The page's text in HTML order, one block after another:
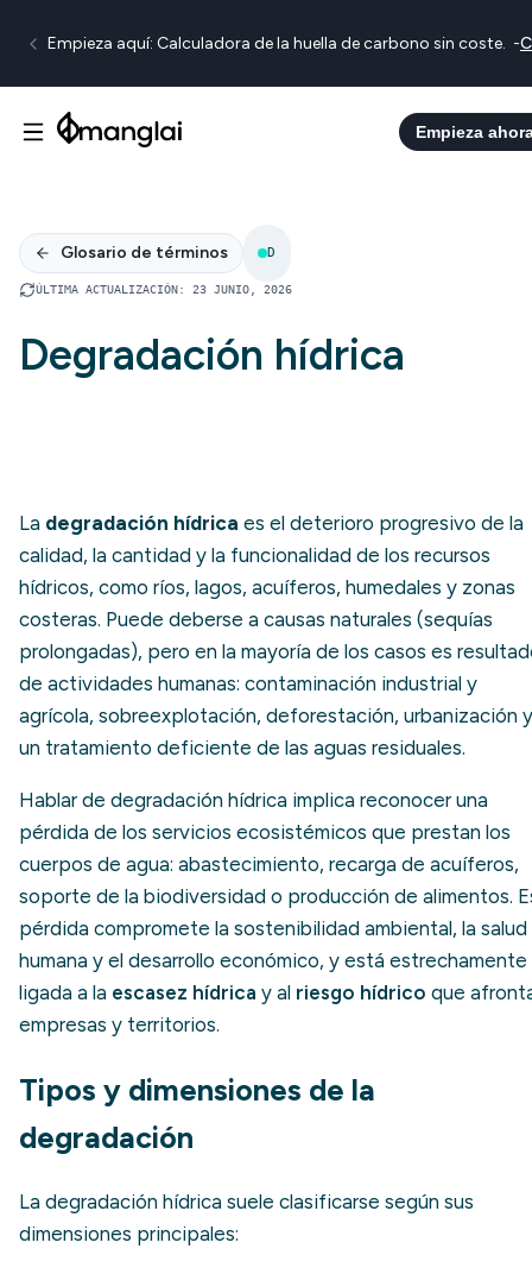
Empieza aquí: Calculadora de la huella de carbono sin coste. -
Empieza
Glosario de términos D
ÚLTIMA ACTUALIZACIÓN: 23 JUNIO, 2026
Degradación hídrica
La degradación hídrica es el deterioro progresivo de la
calidad, la cantidad y la funcionalidad de los recursos
hídricos, como ríos, lagos, acuíferos, humedales y zonas
costeras. Puede deberse a causas naturales (sequías
prolongadas), pero en la mayoría de los casos es
de actividades humanas: contaminación industrial y
agrícola, sobreexplotación, deforestación, urbanización y
un tratamiento deficiente de las aguas residuales.
Hablar de degradación hídrica implica reconocer una
pérdida de los servicios ecosistémicos que prestan los
cuerpos de agua: abastecimiento, recarga de acuíferos,
soporte de la biodiversidad o producción de alimentos.
pérdida compromete la sostenibilidad ambiental, la salud
humana y el desarrollo económico, y está estrechamente
ligada a la escasez hídrica y al riesgo hídrico que
empresas y territorios.
Tipos y dimensiones de la
degradación
La degradación hídrica suele clasificarse según sus
dimensiones principales: